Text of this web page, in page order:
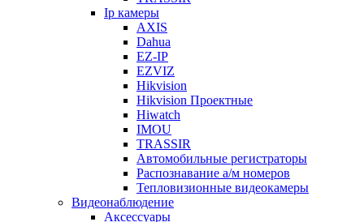
Ip камеры
AXIS
Dahua
EZ-IP
EZVIZ
Hikvision
Hikvision Проектные
Hiwatch
IMOU
TRASSIR
Автомобильные регистраторы
Распознавание а/м номеров
Тепловизионные видеокамеры
Видеонаблюдение
Аксессуары